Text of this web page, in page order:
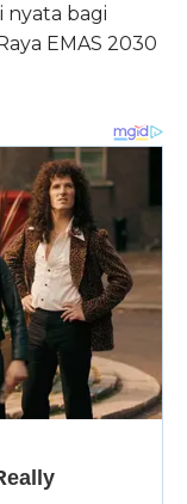
nyata bagi
EMAS 2030